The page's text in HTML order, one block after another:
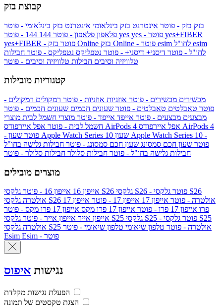
קבוצת בזק
בזק בזק - פוטר אינטרנט בזק בינלאומי אינטרנט בזק בינלאומי - פוטר
פלאפון פלאפון - פוטר 144 yes
yes+FIBER
yes+FIBER - פוטר בזק Online
esim
לחו"ל - פוטר דיסני+ דיסני+ - פוטר נטפליקס נטפליקס - פוטר חבילות
טלוויזיה וסיבים חבילות טלוויזיה וסיבים - פוטר
קטגוריות מובילות
מכשירים מכשירים - פוטר אוזניות אוזניות - פוטר רמקולים רמקולים -
פוטר טאבלטים טאבלטים - פוטר שעונים חכמים שעונים חכמים - פוטר
מבצעים מבצעים - פוטר אייפד אייפד - פוטר מוצרי חשמל לבית מוצרי
חשמל לבית - פוטר אפל איירפודס AirPods 4 אפל איירפודס AirPods 4
- פוטר שעון Apple Watch Series 10 שעון Apple Watch Series 10 -
פוטר שעון חכם סמסונג שעון חכם סמסונג - פוטר חבילות גלישה בחו"ל
חבילות גלישה בחו"ל - פוטר חבילות סלולר חבילות סלולר - פוטר
מוצרים מובילים
אייפון 16 אייפון 16 - פוטר גלקסי S26 גלקסי S26 - פוטר גלקסי S26
אולטרה
גלקסי S26 אולטרה - פוטר אייפון 17 אייפון 17 - פוטר
אייפון 17
פרו אייפון 17 פרו - פוטר אייפון 17 פרו מקס
אייפון 17 פרו מקס - פוטר
אייפון אייר אייפון אייר - פוטר גלקסי S25 גלקסי S25 - פוטר גלקסי S25
אולטרה
גלקסי S25 אולטרה - פוטר טלפון שיאומי טלפון שיאומי - פוטר
Esim
Esim - פוטר
נגישות איפוס
הפעלת נגישות מקלדת
הצגת טקסטים של תמונה